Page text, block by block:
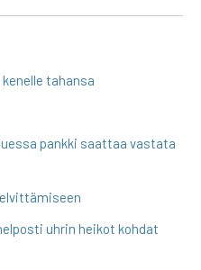
tahansa
pankki saattaa vastata
uhrin heikot kohdat